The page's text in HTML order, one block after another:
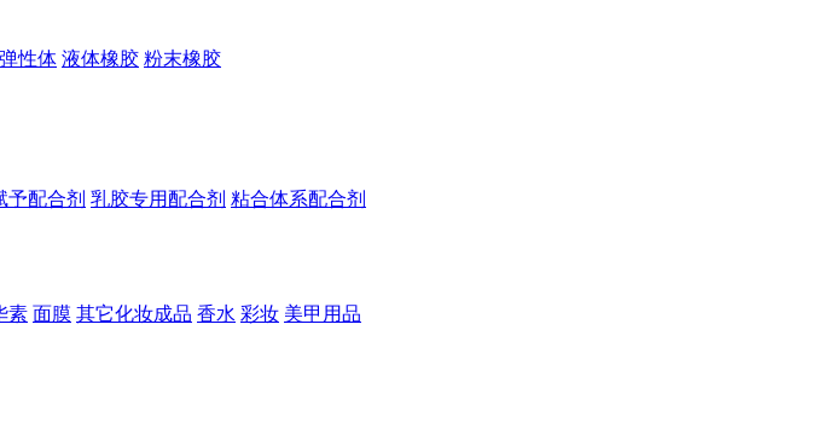
性体 液体橡胶 粉末橡胶
予配合剂 乳胶专用配合剂 粘合体系配合剂
素 面膜 其它化妆成品 香水 彩妆 美甲用品